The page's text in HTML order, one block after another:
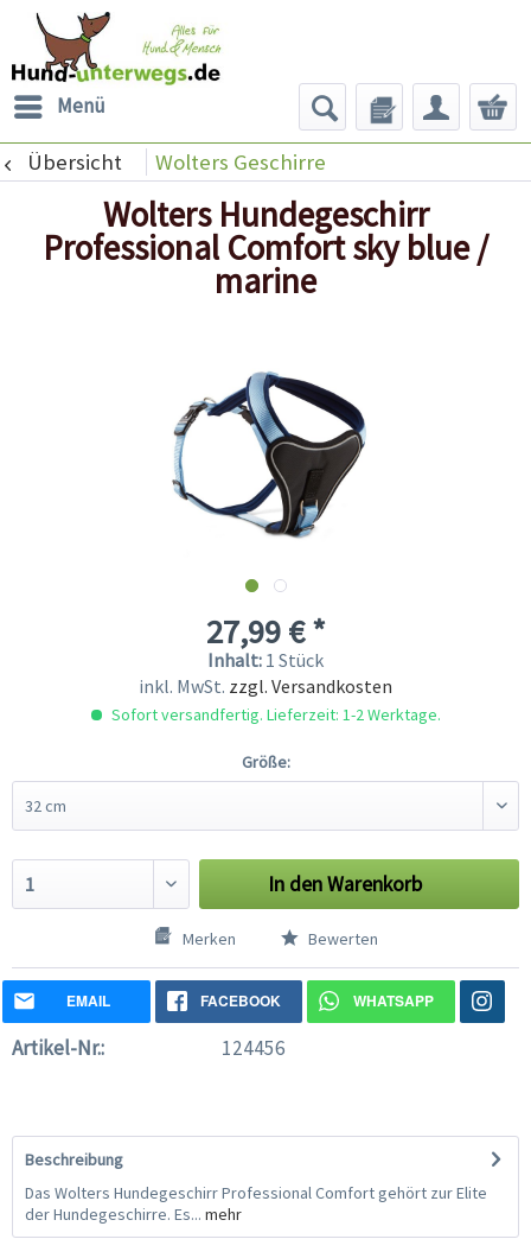
Menü
Übersicht Wolters Geschirre
Wolters Hundegeschirr
Professional Comfort sky blue /
marine
27,99 € *
Inhalt: 1 Stück
inkl. MwSt. zzgl. Versandkosten
Sofort versandfertig. Lieferzeit: 1-2 Werktage.
Größe:
In denWarenkorb
Merken Bewerten
EMAIL FACEBOOK WHATSAPP
Artikel-Nr.: 124456
Beschreibung
Das Wolters Hundegeschirr Professional Comfort gehört zur Elite
der Hundegeschirre. Es... mehr